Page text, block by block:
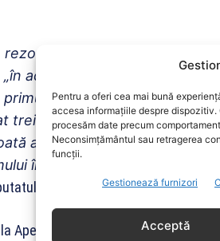
Pentru a oferi cea mai bună
accesa informațiile despre
procesăm date precum
Neconsimțământul sau retragerea
funcții.
Gestionează furnizori
Acceptă
pentru rezolvarea
acest mandat oprim
primul rând, trebuie
trei. Noi vorbim despre a
administrația. Două-trei
în general. Când vorbesc
liberal.
Apele Române Bârlad e în